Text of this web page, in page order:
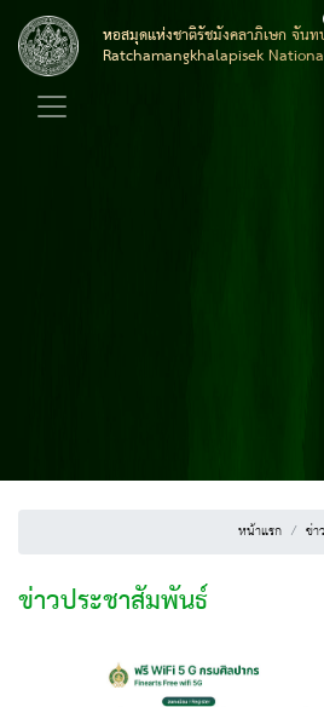
หอสมุดแห่งชาติรัชมังคลาภิเษก จัน
Ratchamangkhalapisek
หน้าแรก ข่
ข่าวประชาสัมพันธ์